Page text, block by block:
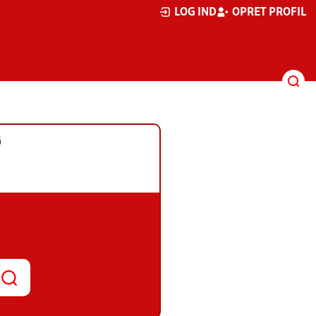
LOG IND OPRET PROFIL